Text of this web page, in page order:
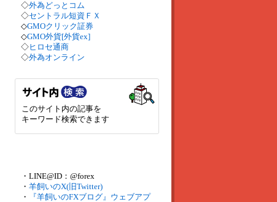
◇外為どっとコム
◇セントラル短資ＦＸ
◇GMOクリック証券
◇GMO外貨[外貨ex]
◇ヒロセ通商
◇外為オンライン
このサイト内の記事を
キーワード検索できます
・LINE@ID：@forex
・ 羊飼いのX(旧Twitter)
・
『羊飼いのFXブログ』ウェブアプ